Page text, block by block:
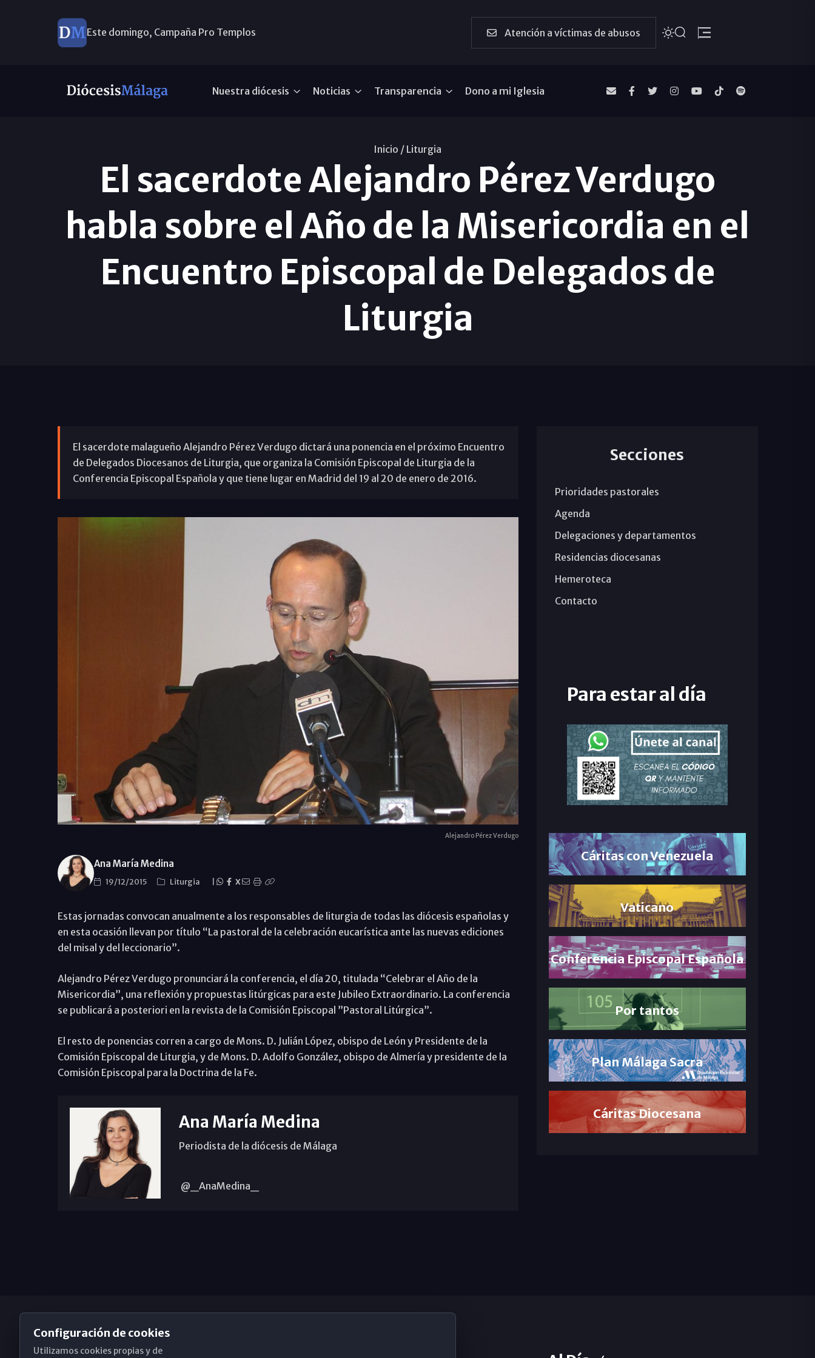
Este domingo, Campaña Pro Templos Atención a víctimas de abusos
Nuestra diócesis Noticias Transparencia Dono a mi Iglesia
Inicio / Liturgia
El sacerdote Alejandro Pérez Verdugo
habla sobre el Año de la Misericordia en el
Encuentro Episcopal de Delegados de
Liturgia
El sacerdote malagueño Alejandro Pérez Verdugo dictará una ponencia en el próximo Encuentro
de Delegados Diocesanos de Liturgia, que organiza la Comisión Episcopal de Liturgia de la
Conferencia Episcopal Española y que tiene lugar en Madrid del 19 al 20 de enero de 2016.
Alejandro Pérez Verdugo
Ana María Medina
19/12/2015 Liturgia X
Estas jornadas convocan anualmente a los responsables de liturgia de todas las diócesis españolas y
en esta ocasión llevan por título “La pastoral de la celebración eucarística ante las nuevas ediciones
del misal y del leccionario”.
Alejandro Pérez Verdugo pronunciará la conferencia, el día 20, titulada “Celebrar el Año de la
Misericordia”, una reflexión y propuestas litúrgicas para este Jubileo Extraordinario. La conferencia
se publicará a posteriori en la revista de la Comisión Episcopal ”Pastoral Litúrgica”.
El resto de ponencias corren a cargo de Mons. D. Julián López, obispo de León y Presidente de la
Comisión Episcopal de Liturgia, y de Mons. D. Adolfo González, obispo de Almería y presidente de la
Comisión Episcopal para la Doctrina de la Fe.
Ana María Medina
Periodista de la diócesis de Málaga
@_AnaMedina_
Secciones
Prioridades pastorales
Agenda
Delegaciones y departamentos
Residencias diocesanas
Hemeroteca
Contacto
Para estar al día
Cáritas con Venezuela
Vaticano
Conferencia Episcopal Española
Por tantos
Plan Málaga Sacra
Cáritas Diocesana
Configuración de cookies
Utilizamos cookies propias y de